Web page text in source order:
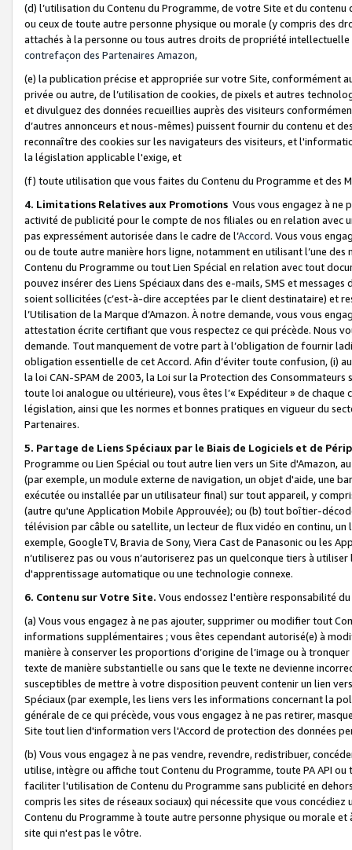
(d) l’utilisation du Contenu du Programme, de votre Site et du
ou ceux de toute autre personne physique ou morale (y compris des
attachés à la personne ou tous autres droits de propriété
contrefaçon des Partenaires Amazon,
(e) la publication précise et appropriée sur votre Site, conformément
privée ou autre, de l’utilisation de cookies, de pixels et autres
et divulguez des données recueillies auprès des visiteurs
d’autres annonceurs et nous-mêmes) puissent fournir du contenu et
reconnaître des cookies sur les navigateurs des visiteurs, et
la législation applicable l'exige, et
(f) toute utilisation que vous faites du Contenu du Programme et des
4. Limitations Relatives aux Promotions Vous vous engagez à ne
activité de publicité pour le compte de nos filiales ou en relation avec
pas expressément autorisée dans le cadre de l’Accord. Vous vous
ou de toute autre manière hors ligne, notamment en utilisant l’une
Contenu du Programme ou tout Lien Spécial en relation avec tout
pouvez insérer des Liens Spéciaux dans des e-mails, SMS et
soient sollicitées (c’est-à-dire acceptées par le client destinataire) et
l’Utilisation de la Marque d’Amazon. À notre demande, vous vous
attestation écrite certifiant que vous respectez ce qui précède. Nous
demande. Tout manquement de votre part à l’obligation de fournir
obligation essentielle de cet Accord. Afin d’éviter toute confusion, (i)
la loi CAN-SPAM de 2003, la Loi sur la Protection des
toute loi analogue ou ultérieure), vous êtes l’« Expéditeur » de
législation, ainsi que les normes et bonnes pratiques en vigueur du
Partenaires.
5. Partage de Liens Spéciaux par le Biais de Logiciels et de
Programme ou Lien Spécial ou tout autre lien vers un Site d'Amazon,
(par exemple, un module externe de navigation, un objet d'aide, une
exécutée ou installée par un utilisateur final) sur tout appareil, y
(autre qu'une Application Mobile Approuvée); ou (b) tout boîtier-
télévision par câble ou satellite, un lecteur de flux vidéo en continu,
exemple, GoogleTV, Bravia de Sony, Viera Cast de Panasonic ou les
n’utiliserez pas ou vous n’autoriserez pas un quelconque tiers à
d'apprentissage automatique ou une technologie connexe.
6. Contenu sur Votre Site. Vous endossez l'entière responsabilité
(a) Vous vous engagez à ne pas ajouter, supprimer ou modifier tout
informations supplémentaires ; vous êtes cependant autorisé(e) à
manière à conserver les proportions d’origine de l’image ou à
texte de manière substantielle ou sans que le texte ne devienne
susceptibles de mettre à votre disposition peuvent contenir un lien
Spéciaux (par exemple, les liens vers les informations concernant la
générale de ce qui précède, vous vous engagez à ne pas retirer,
Site tout lien d'information vers l'Accord de protection des données
(b) Vous vous engagez à ne pas vendre, revendre, redistribuer,
utilise, intègre ou affiche tout Contenu du Programme, toute PA API
faciliter l'utilisation de Contenu du Programme sans publicité en
compris les sites de réseaux sociaux) qui nécessite que vous
Contenu du Programme à toute autre personne physique ou morale
site qui n'est pas le vôtre.